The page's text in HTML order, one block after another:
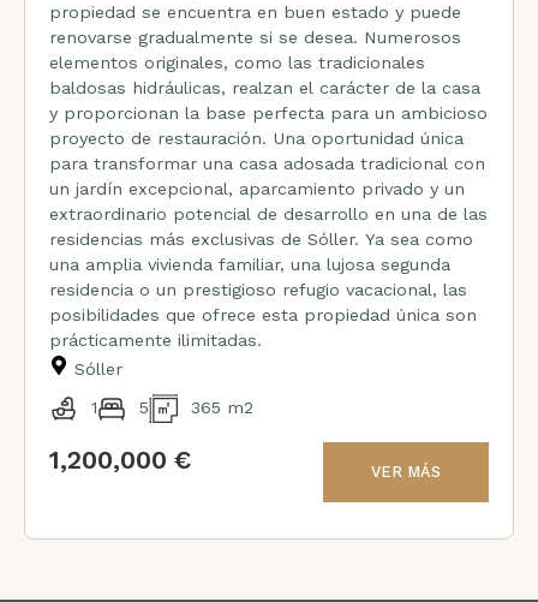
propiedad se encuentra en buen estado y puede
renovarse gradualmente si se desea. Numerosos
elementos originales, como las tradicionales
baldosas hidráulicas, realzan el carácter de la casa
y proporcionan la base perfecta para un ambicioso
proyecto de restauración. Una oportunidad única
para transformar una casa adosada tradicional con
un jardín excepcional, aparcamiento privado y un
extraordinario potencial de desarrollo en una de las
residencias más exclusivas de Sóller. Ya sea como
una amplia vivienda familiar, una lujosa segunda
residencia o un prestigioso refugio vacacional, las
posibilidades que ofrece esta propiedad única son
prácticamente ilimitadas.
Sóller
1 5 365 m2
1,200,000 € VER MÁS